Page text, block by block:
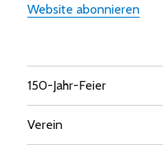
Website abonnieren
150-Jahr-Feier
Verein